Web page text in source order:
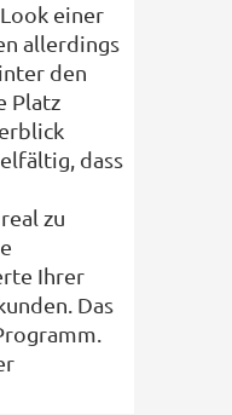
einer
allerdings
den
Platz
dass
zu
Ihrer
Das